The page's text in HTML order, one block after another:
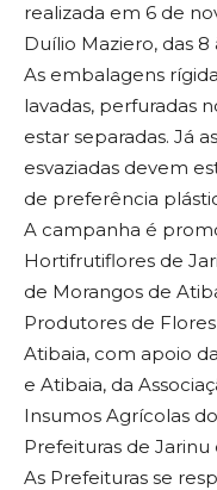
realizada em 6 de
Duílio Maziero, das 8
As embalagens
lavadas, perfuradas
estar separadas. Já
esvaziadas devem
de preferência
A campanha é
Hortifrutiflores de
de Morangos de
Produtores de
Atibaia, com apoio
e Atibaia, da
Insumos Agrícolas
Prefeituras de Jarinu
As Prefeituras se